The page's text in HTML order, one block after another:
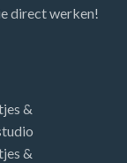
direct werken!
&
&